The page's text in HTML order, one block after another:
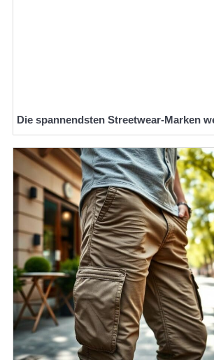
Die spannendsten Streetwear-Marken